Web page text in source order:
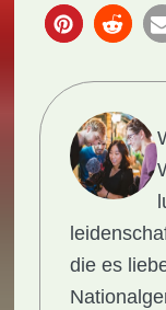
die es